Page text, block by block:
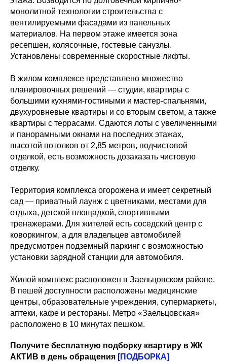
монолитной технологии строительства с
вентилируемыми фасадами из панельных
материалов. На первом этаже имеется зона
ресепшен, колясочные, гостевые санузлы.
Установлены современные скоростные лифты.
В жилом комплексе представлено множество
планировочных решений — студии, квартиры с
большими кухнями-гостиными и мастер-спальнями,
двухуровневые квартиры и со вторым светом, а также
квартиры с террасами. Сдаются лоты с увеличенными
и панорамными окнами на последних этажах,
высотой потолков от 2,85 метров, подчистовой
отделкой, есть возможность дозаказать чистовую
отделку.
Территория комплекса огорожена и имеет секретный
сад — приватный лаунж с цветниками, местами для
отдыха, детской площадкой, спортивными
тренажерами. Для жителей есть соседский центр с
коворкингом, а для владельцев автомобилей
предусмотрен подземный паркинг с возможностью
установки зарядной станции для автомобиля.
Жилой комплекс расположен в Заельцовском районе.
В пешей доступности расположены медицинские
центры, образовательные учреждения, супермаркеты,
аптеки, кафе и рестораны. Метро «Заельцовская»
расположено в 10 минутах пешком.
Получите бесплатную подборку квартиру в ЖК
АКТИВ в день обращения [ПОДБОРКА]